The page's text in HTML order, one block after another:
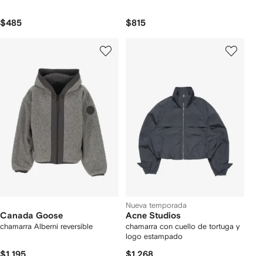
$485 $815
Canada Goose
chamarra Alberni reversible
Nueva temporada
Acne Studios
chamarra con cuello de tortuga y
logo estampado